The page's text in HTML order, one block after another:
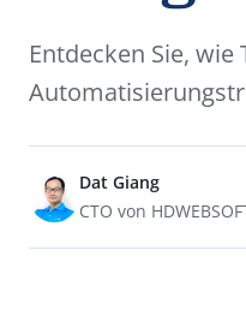
Entdecken Sie,
Dat Giang
CTO von